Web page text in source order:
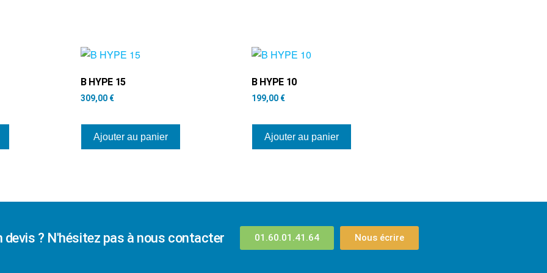
B HYPE 15
309,00 €
Ajouter au panier
B HYPE 10
199,00 €
Ajouter au panier
devis ? N'hésitez pas à nous contacter 01.60.01.41.64 Nous écrire